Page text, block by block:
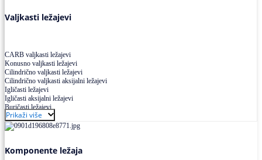
Valjkasti ležajevi
CARB valjkasti ležajevi
Konusno valjkasti ležajevi
Cilindrično valjkasti ležajevi
Cilindrično valjkasti aksijalni ležajevi
Igličasti ležajevi
Igličasti aksijalni ležajevi
Buričasti ležajevi
Buričasti zaptiveni ležajevi
Buričasti aksijalni ležajevi
Prikaži više
Komponente ležaja